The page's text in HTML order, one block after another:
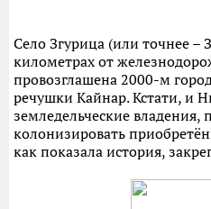
Село Згурица (или точнее –
километрах от
провозглашена 2000-м
речушки Кайнар. Кстати, и
земледельческие
колонизировать
как показала история,